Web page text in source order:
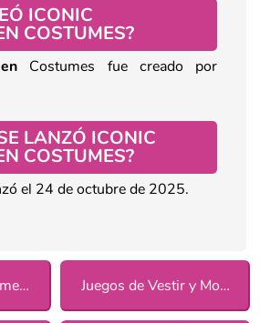
ICONIC
COSTUMES?
Costumes fue creado por
LANZÓ ICONIC
COSTUMES?
el 24 de octubre de 2025.
Juegos de Complementos Juegos de Vestir y Moda